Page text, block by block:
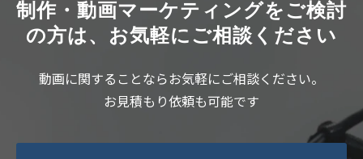
制作・動画マーケティングをご検討
の方は、お気軽にご相談ください
動画に関することならお気軽にご相談ください。
お見積もり依頼も可能です